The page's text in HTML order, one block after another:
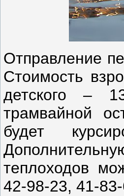
Отправление
Стоимость
детского –
трамвайной
будет
теплоходов
42-98-23, 41-